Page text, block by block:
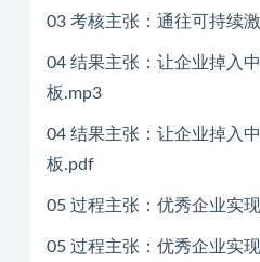
03 考核主张：通往可持续
04 结果主张：让企业掉入
板.mp3
04 结果主张：让企业掉入
板.pdf
05 过程主张：优秀企业实
05 过程主张：优秀企业实